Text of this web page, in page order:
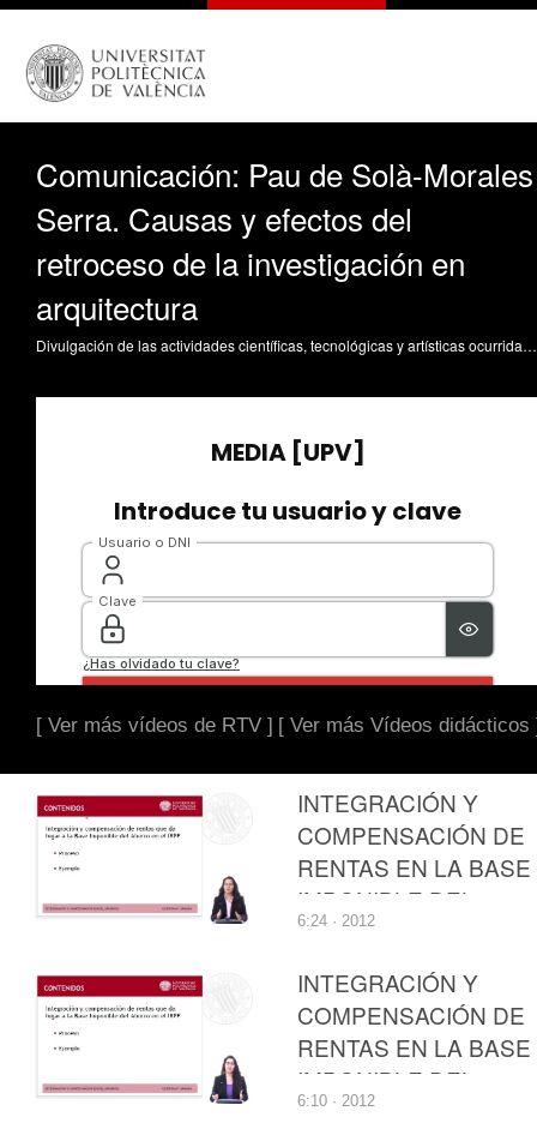
Comunicación: Pau de Solà-Morales
Serra. Causas y efectos del
retroceso de la investigación en
arquitectura
Divulgación de las actividades científicas, tecnológicas y artísticas ocurridas en los tres campus de la UPV
[ Ver más vídeos de RTV ] [ Ver más Vídeos didácticos
INTEGRACIÓN Y
COMPENSACIÓN DE
RENTAS EN LA BASE
IMPONIBLE DEL
AHORRO DEL
IMPUESTO SOBRE LA
RENTA DE LAS
PERSONAS FÍSICAS
6:24 · 2012
INTEGRACIÓN Y
COMPENSACIÓN DE
RENTAS EN LA BASE
IMPONIBLE DEL
AHORRO DEL
6:10 · 2012